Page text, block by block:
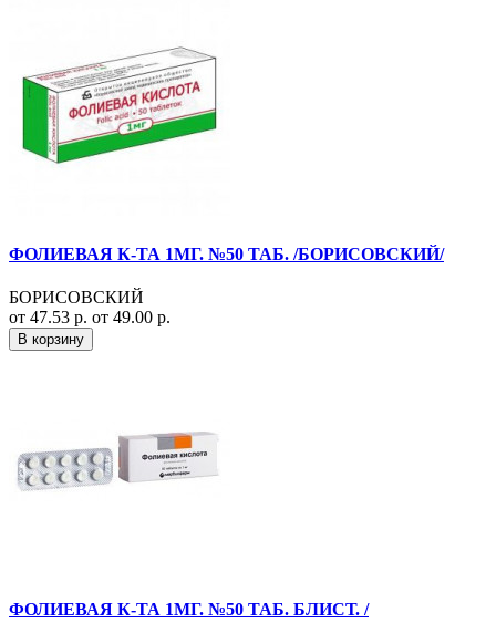
ФОЛИЕВАЯ К-ТА 1МГ. №50 ТАБ. /БОРИСОВСКИЙ/
БОРИСОВСКИЙ
от 47.53 р. от 49.00 р.
В корзину
ФОЛИЕВАЯ К-ТА 1МГ. №50 ТАБ. БЛИСТ. /